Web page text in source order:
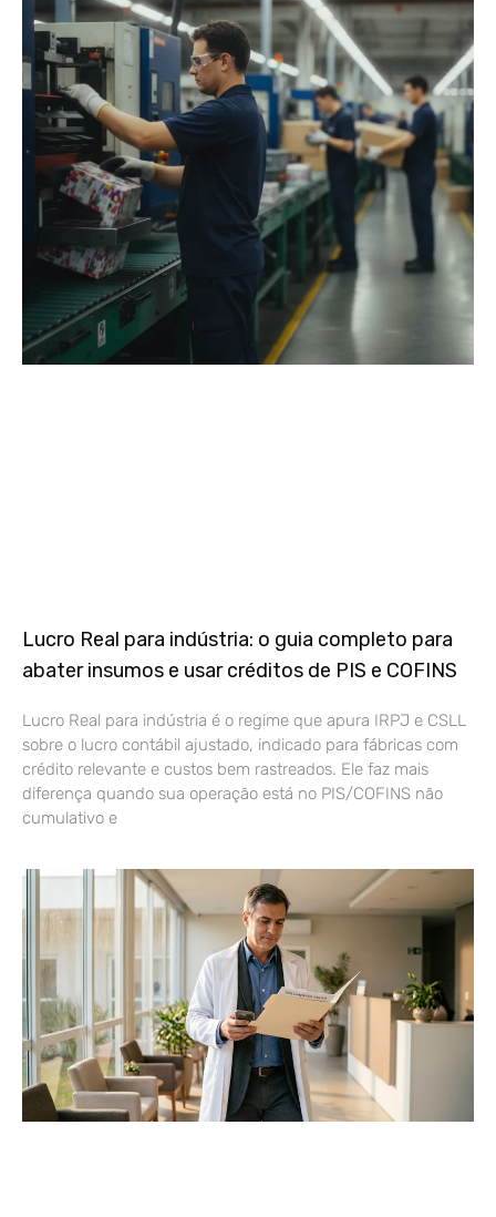
Lucro Real para indústria: o guia completo para
abater insumos e usar créditos de PIS e COFINS
Lucro Real para indústria é o regime que apura IRPJ e CSLL
sobre o lucro contábil ajustado, indicado para fábricas com
crédito relevante e custos bem rastreados. Ele faz mais
diferença quando sua operação está no PIS/COFINS não
cumulativo e